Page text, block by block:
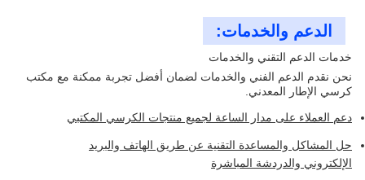
الدعم والخدمات:
خدمات الدعم التقني والخدمات
نحن نقدم الدعم الفني والخدمات لضمان أفضل تجربة ممكنة مع مكتب
كرسي الإطار المعدني.
دعم العملاء على مدار الساعة لجميع منتجات الكرسي المكتبي
حل المشاكل والمساعدة التقنية عن طريق الهاتف والبريد
الإلكتروني والدردشة المباشرة